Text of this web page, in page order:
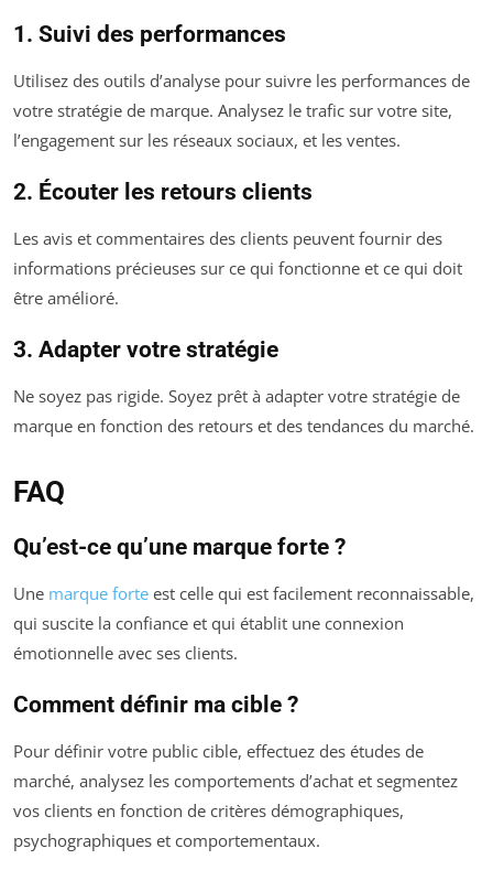
1. Suivi des performances
Utilisez des outils d’analyse pour suivre les performances de
votre stratégie de marque. Analysez le trafic sur votre site,
l’engagement sur les réseaux sociaux, et les ventes.
2. Écouter les retours clients
Les avis et commentaires des clients peuvent fournir des
informations précieuses sur ce qui fonctionne et ce qui doit
être amélioré.
3. Adapter votre stratégie
Ne soyez pas rigide. Soyez prêt à adapter votre stratégie de
marque en fonction des retours et des tendances du marché.
FAQ
Qu’est-ce qu’une marque forte ?
Une marque forte est celle qui est facilement reconnaissable,
qui suscite la confiance et qui établit une connexion
émotionnelle avec ses clients.
Comment définir ma cible ?
Pour définir votre public cible, effectuez des études de
marché, analysez les comportements d’achat et segmentez
vos clients en fonction de critères démographiques,
psychographiques et comportementaux.